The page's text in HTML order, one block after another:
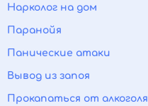
Нарколог на дом
Паранойя
Панические атаки
Вывод из запоя
Прокапаться от алкоголя